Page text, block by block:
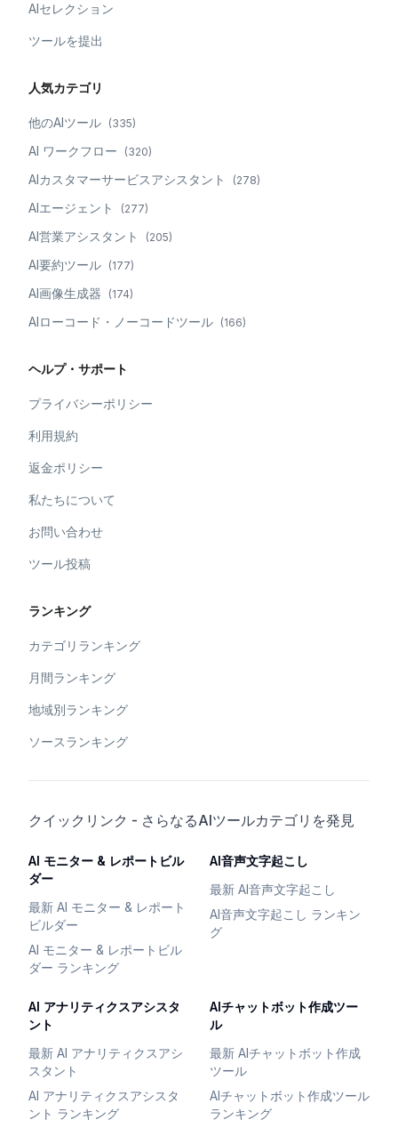
AIセレクション
ツールを提出
人気カテゴリ
他のAIツール (335)
AI ワークフロー (320)
AIカスタマーサービスアシスタント (278)
AIエージェント (277)
AI営業アシスタント (205)
AI要約ツール (177)
AI画像生成器 (174)
AIローコード・ノーコードツール (166)
ヘルプ・サポート
プライバシーポリシー
利用規約
返金ポリシー
私たちについて
お問い合わせ
ツール投稿
ランキング
カテゴリランキング
月間ランキング
地域別ランキング
ソースランキング
クイックリンク - さらなるAIツールカテゴリを発見
AI モニター & レポートビル
ダー
最新 AI モニター & レポート
ビルダー
AI モニター & レポートビル
ダー ランキング
AI音声文字起こし
最新 AI音声文字起こし
AI音声文字起こし ランキン
グ
AI アナリティクスアシスタ
ント
最新 AI アナリティクスアシ
スタント
AI アナリティクスアシスタ
ント ランキング
AIチャットボット作成ツー
ル
最新 AIチャットボット作成
ツール
AIチャットボット作成ツール
ランキング